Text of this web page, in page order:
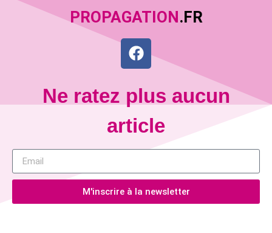
PROPAGATION.FR
Ne ratez plus aucun
article
M'inscrire à la newsletter